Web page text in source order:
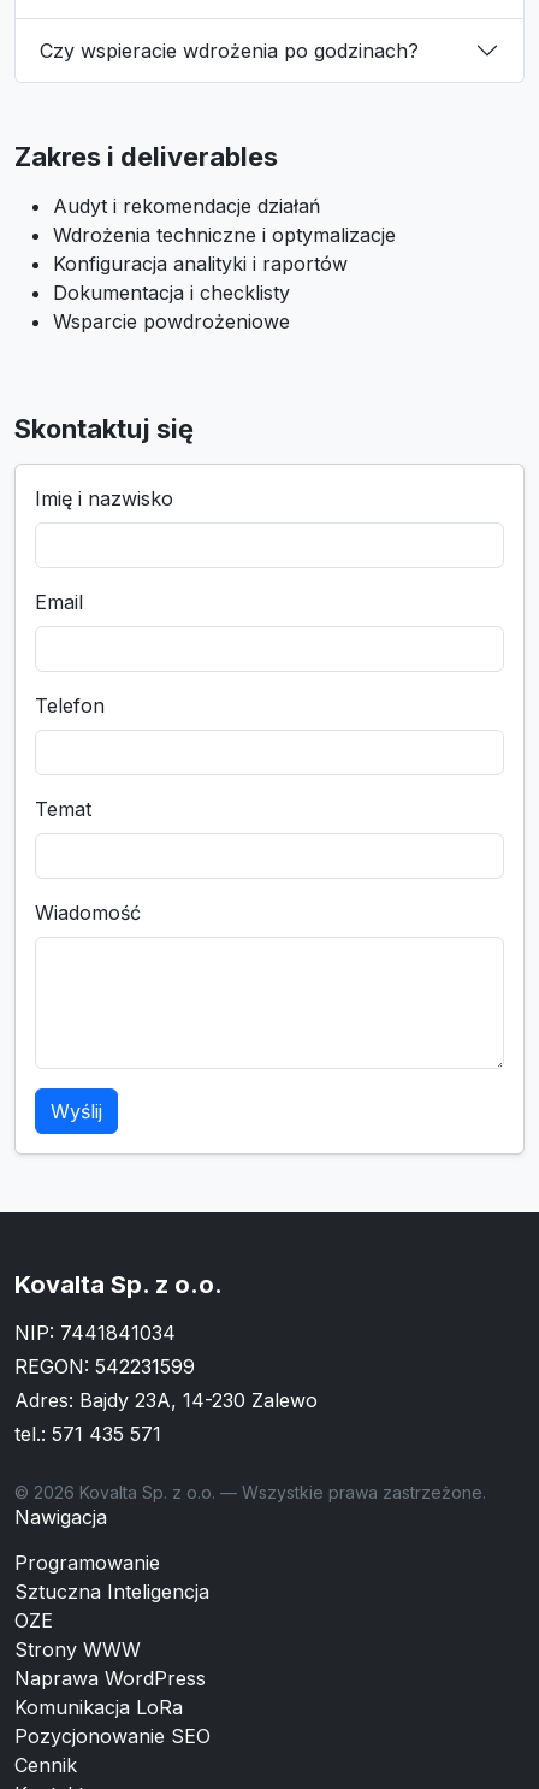
Czy wspieracie wdrożenia po godzinach?
Zakres i deliverables
Audyt i rekomendacje działań
Wdrożenia techniczne i optymalizacje
Konfiguracja analityki i raportów
Dokumentacja i checklisty
Wsparcie powdrożeniowe
Skontaktuj się
Imię i nazwisko
Email
Telefon
Temat
Wiadomość
Wyślij
Kovalta Sp. z o.o.
NIP: 7441841034
REGON: 542231599
Adres: Bajdy 23A, 14-230 Zalewo
tel.: 571 435 571
© 2026 Kovalta Sp. z o.o. — Wszystkie prawa zastrzeżone.
Nawigacja
Programowanie
Sztuczna Inteligencja
OZE
Strony WWW
Naprawa WordPress
Komunikacja LoRa
Pozycjonowanie SEO
Cennik